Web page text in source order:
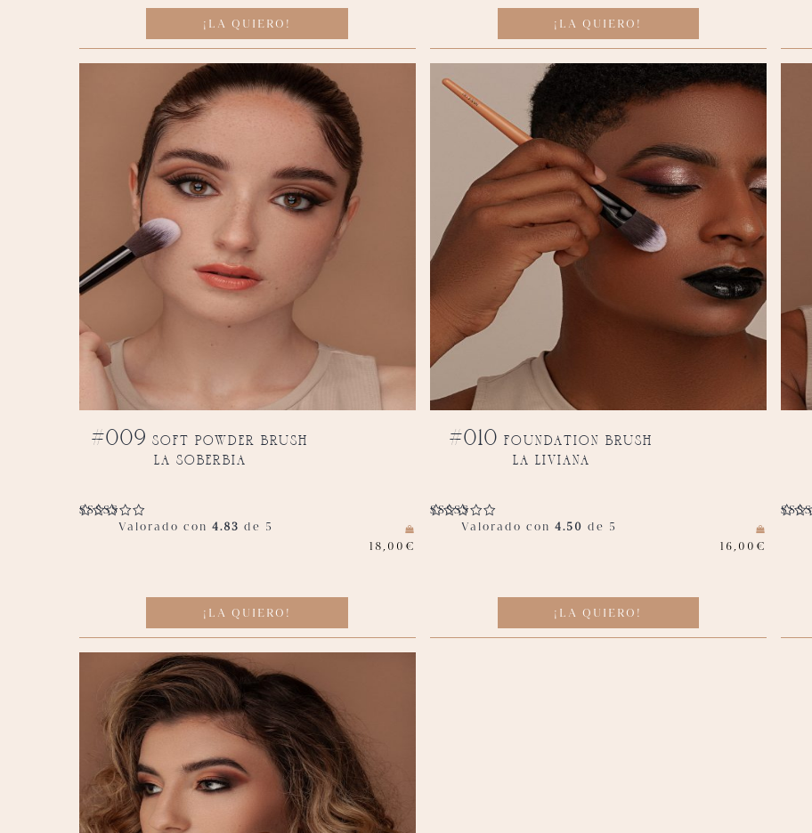
¡LA QUIERO! ¡LA QUIERO!
#009 soft powder brush
la soberbia
Valorado con4.83 de 5
18,00 €
¡LA QUIERO!
#010 foundation brush
la liviana
Valorado con 4.50 de 5
16,00 €
¡LA QUIERO!